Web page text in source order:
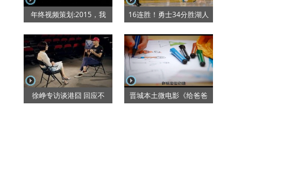
年终视频策划:2015，我 16连胜！勇士34分胜湖人
徐峥专访谈港囧 回应不 晋城本土微电影《给爸爸